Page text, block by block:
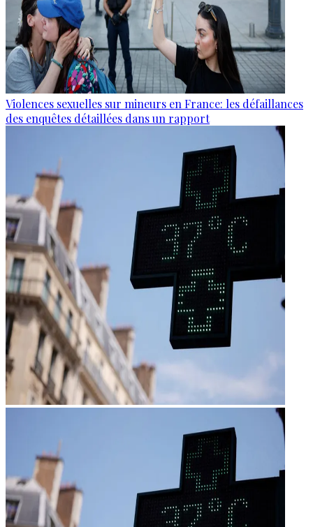
Violences sexuelles sur mineurs en France: les défaillances
des enquêtes détaillées dans un rapport